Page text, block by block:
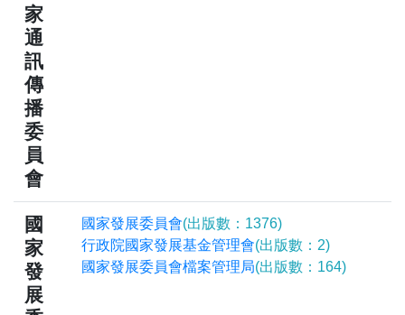
家
通
訊
傳
播
委
員
會
國
家
發
展
國家發展委員會(出版數：1376)
行政院國家發展基金管理會(出版數：2)
國家發展委員會檔案管理局(出版數：164)